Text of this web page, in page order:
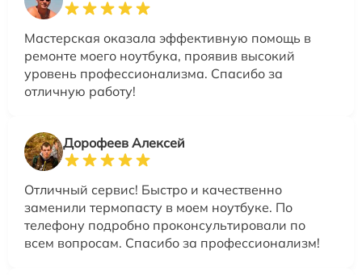
Мастерская оказала эффективную помощь в
ремонте моего ноутбука, проявив высокий
уровень профессионализма. Спасибо за
отличную работу!
Дорофеев Алексей
Отличный сервис! Быстро и качественно
заменили термопасту в моем ноутбуке. По
телефону подробно проконсультировали по
всем вопросам. Спасибо за профессионализм!